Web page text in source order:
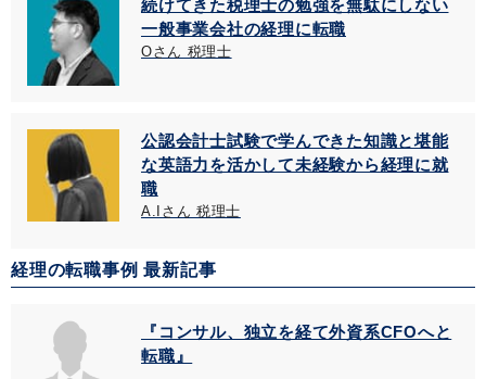
続けてきた税理士の勉強を無駄にしない
一般事業会社の経理に転職
Oさん 税理士
公認会計士試験で学んできた知識と堪能
な英語力を活かして未経験から経理に就
職
A.Iさん 税理士
経理の転職事例 最新記事
『コンサル、独立を経て外資系CFOへと
転職』